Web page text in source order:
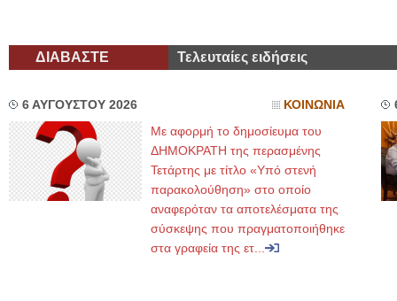
ΔΙΑΒΑΣΤΕ Τελευταίες ειδήσεις
6 ΑΥΓΟΥΣΤΟΥ 2026 ΚΟΙΝΩΝΙΑ
Με αφορμή το δημοσίευμα του
ΔΗΜΟΚΡΑΤΗ της περασμένης
Τετάρτης με τίτλο «Υπό στενή
παρακολούθηση» στο οποίο
αναφερόταν τα αποτελέσματα της
σύσκεψης που πραγματοποιήθηκε
στα γραφεία της ετ...